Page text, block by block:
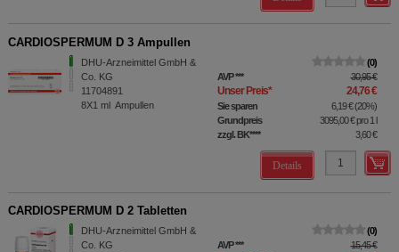
CARDIOSPERMUM D 3 Ampullen
DHU-Arzneimittel GmbH &
Co. KG
11704891
8X1 ml Ampullen
0
AVP*** 30,95 €
Unser Preis* 24,76 €
Sie sparen 6,19 €(20%)
Grundpreis
3095,00 €pro 1 l
zzgl. BK**** 3,60 €
Details
CARDIOSPERMUM D 2 Tabletten
DHU-Arzneimittel GmbH &
Co. KG
0
AVP*** 15,45 €